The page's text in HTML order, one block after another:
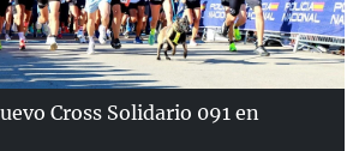
Cross Solidario 091 en